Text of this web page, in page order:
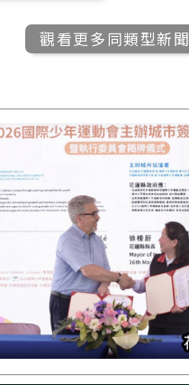
觀看更多同類型新聞